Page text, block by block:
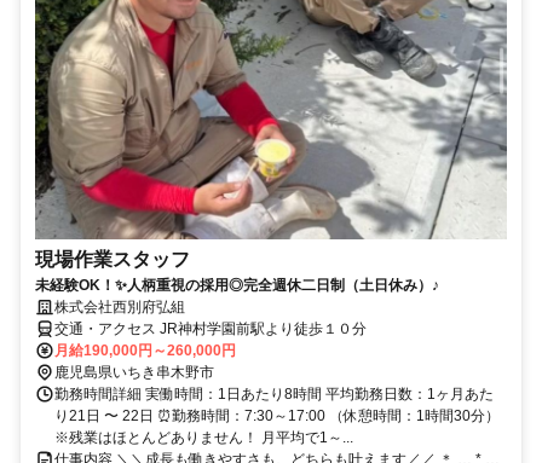
現場作業スタッフ
未経験OK！✨人柄重視の採用◎完全週休二日制（土日休み）♪
株式会社西別府弘組
交通・アクセス JR神村学園前駅より徒歩１０分
月給190,000円～260,000円
鹿児島県いちき串木野市
勤務時間詳細 実働時間：1日あたり8時間 平均勤務日数：1ヶ月あた
り21日 〜 22日 ⏰勤務時間：7:30～17:00 （休憩時間：1時間30分）
※残業はほとんどありません！ 月平均で1～...
仕事内容 ＼＼成長も働きやすさも、どちらも叶えます／／ ＊ … * …